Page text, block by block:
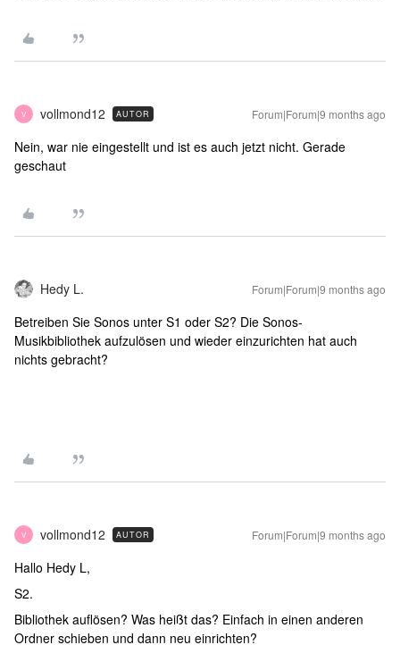
V vollmond12 AUTOR Forum|Forum|9 months ago
Nein, war nie eingestellt und ist es auch jetzt nicht. Gerade
geschaut
Hedy L. Forum|Forum|9 months ago
Betreiben Sie Sonos unter S1 oder S2? Die Sonos-
Musikbibliothek aufzulösen und wieder einzurichten hat auch
nichts gebracht?
V vollmond12 AUTOR Forum|Forum|9 months ago
Hallo Hedy L,
S2.
Bibliothek auflösen? Was heißt das? Einfach in einen anderen
Ordner schieben und dann neu einrichten?